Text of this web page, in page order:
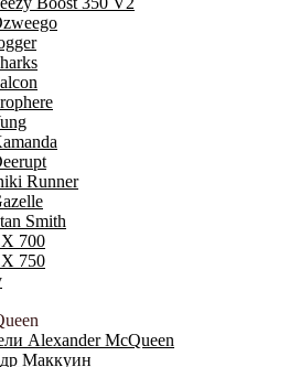
Runner
Smith
700
750
Alexander McQueen
Маккуин